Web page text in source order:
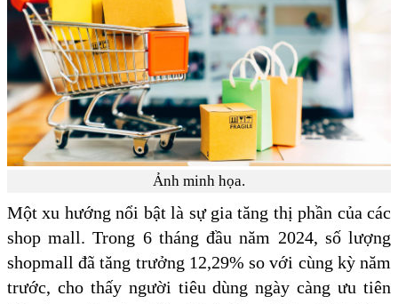
Ảnh minh họa.
Một xu hướng nổi bật là sự gia tăng thị phần của các
shop mall. Trong 6 tháng đầu năm 2024, số lượng
shopmall đã tăng trưởng 12,29% so với cùng kỳ năm
trước, cho thấy người tiêu dùng ngày càng ưu tiên